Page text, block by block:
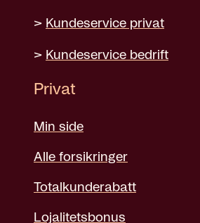
> Kundeservice privat
> Kundeservice bedrift
Privat
Min side
Alle forsikringer
Totalkunderabatt
Lojalitetsbonus